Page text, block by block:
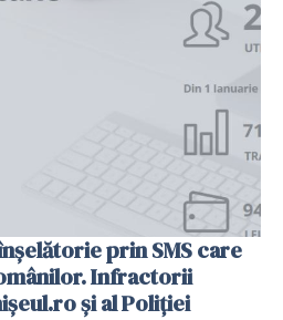
prin SMS care
Infractorii
și al Poliției